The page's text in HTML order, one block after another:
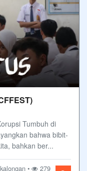
Tumbuh di
bahwa bibit-
bahkan ber...
• 279